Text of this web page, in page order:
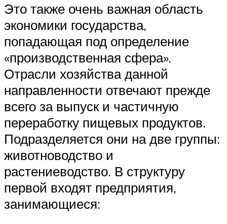
Это также очень важная область
экономики государства,
попадающая под определение
«производственная сфера».
Отрасли хозяйства данной
направленности отвечают прежде
всего за выпуск и частичную
переработку пищевых продуктов.
Подразделяется они на две группы:
животноводство и
растениеводство. В структуру
первой входят предприятия,
занимающиеся: